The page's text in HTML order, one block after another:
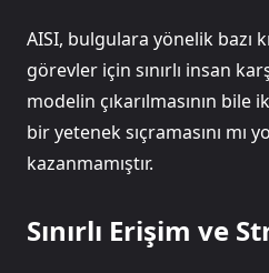
AISI, bulgulara yönelik bazı
görevler için sınırlı insan
modelin çıkarılmasının
bir yetenek sıçramasını mı
kazanmamıştır.
Sınırlı Erişim ve